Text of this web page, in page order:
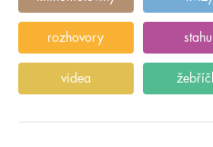
rozhovory
videa